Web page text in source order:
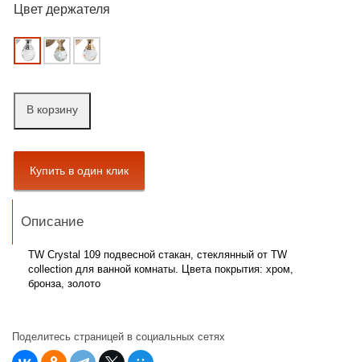
Цвет держателя
В корзину
Описание
TW Crystal 109 подвесной cтакан, стеклянный от TW
collection для ванной комнаты. Цвета покрытия: хром,
бронза, золото
Поделитесь страницей в социальных сетях